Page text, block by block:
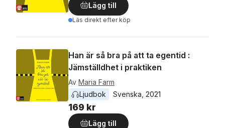
Lägg till
Läs direkt efter köp
Han är så bra på att ta egentid :
Jämställdhet i praktiken
Av Maria Farm
Ljudbok
Svenska 2021
169 kr
Lägg till